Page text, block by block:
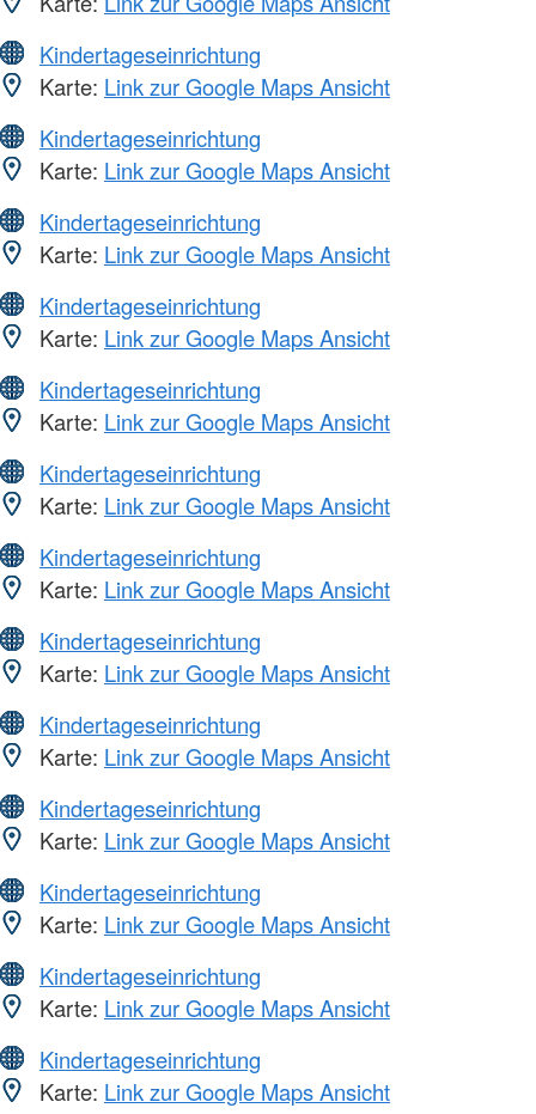
Kindertageseinrichtung
Karte: Link zur Google Maps Ansicht
Kindertageseinrichtung
Karte: Link zur Google Maps Ansicht
Kindertageseinrichtung
Karte: Link zur Google Maps Ansicht
Kindertageseinrichtung
Karte: Link zur Google Maps Ansicht
Kindertageseinrichtung
Karte: Link zur Google Maps Ansicht
Kindertageseinrichtung
Karte: Link zur Google Maps Ansicht
Kindertageseinrichtung
Karte: Link zur Google Maps Ansicht
Kindertageseinrichtung
Karte: Link zur Google Maps Ansicht
Kindertageseinrichtung
Karte: Link zur Google Maps Ansicht
Kindertageseinrichtung
Karte: Link zur Google Maps Ansicht
Kindertageseinrichtung
Karte: Link zur Google Maps Ansicht
Kindertageseinrichtung
Karte: Link zur Google Maps Ansicht
Kindertageseinrichtung
Karte: Link zur Google Maps Ansicht